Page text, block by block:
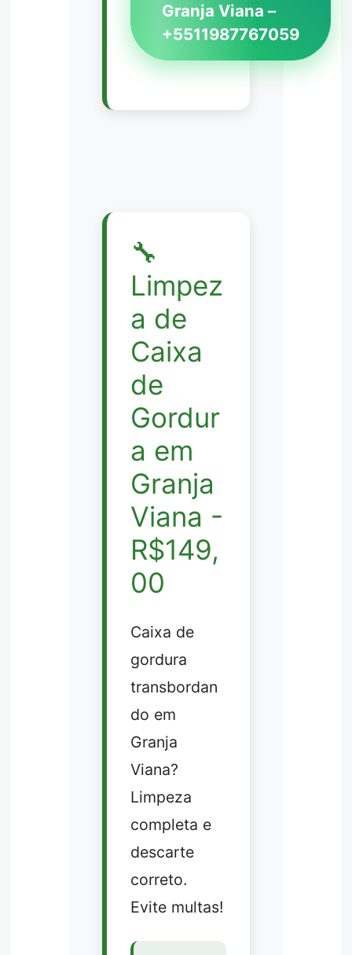
Granja Viana –
+5511987767059
🔧
Limpez
a de
Caixa
de
Gordur
a em
Granja
Viana -
R$149,
00
Caixa de
gordura
transbordan
do em
Granja
Viana?
Limpeza
completa e
descarte
correto.
Evite multas!